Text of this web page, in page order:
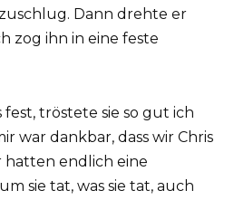
Dann drehte er
zog ihn in eine feste
tröstete sie so gut ich
war dankbar, dass wir Chris
endlich eine
sie tat, was sie tat, auch